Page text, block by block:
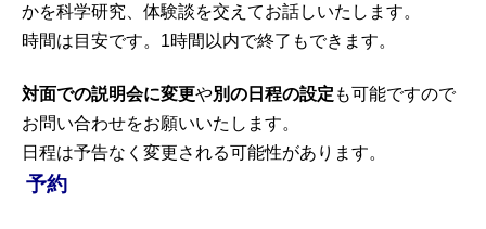
かを科学研究、体験談を交えてお話しいたします。
時間は目安です。1時間以内で終了もできます。
対面での説明会に変更や別の日程の設定 も可能ですので
お問い合わせをお願いいたします。
日程は予告なく変更される可能性があります。
予約